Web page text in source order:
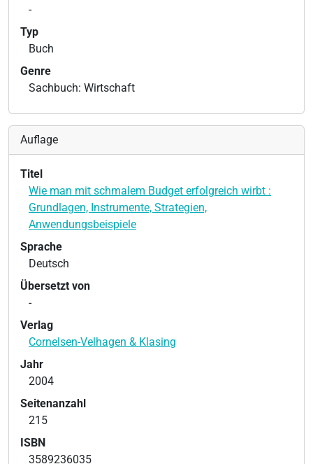
-
Typ
Buch
Genre
Sachbuch: Wirtschaft
Auflage
Titel
Wie man mit schmalem Budget erfolgreich wirbt :
Grundlagen, Instrumente, Strategien,
Anwendungsbeispiele
Sprache
Deutsch
Übersetzt von
-
Verlag
Cornelsen-Velhagen & Klasing
Jahr
2004
Seitenanzahl
215
ISBN
3589236035